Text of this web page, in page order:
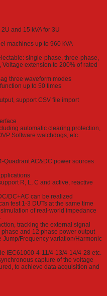
and 15 kVA for 3U
machines up to 960 kVA
single-phase, three-phase,
extension to 200% of rated
three waveform modes
up to 50 times
support CSV file import
automatic clearing protection,
Software watchdogs, etc.
Quadrant AC&DC power sources
R, L, C and active, reactive
DC+AC can be realized
test 1-3 DUTs at the same time
of real-world impedance
tracking the external signal
and 12 phase power output
Jump/Frequency variation/Harmonic
IEC61000-4-11/4-13/4-14/4-28 etc.
capture of the voltage
to achieve data acquisition and